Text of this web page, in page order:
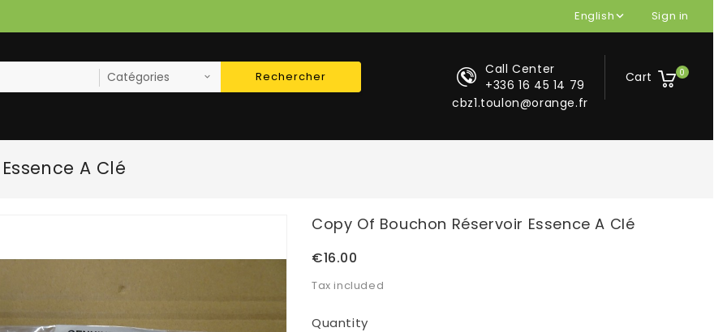
English Sign in
Cart 0
Call Center
+336 16 45 14 79
cbz1.toulon@orange.fr
Rechercher
A Clé
Copy Of Bouchon Réservoir Essence A Clé
€16.00
Tax included
Quantity